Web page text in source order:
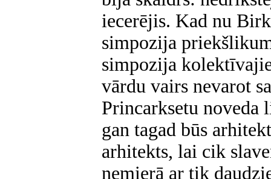
iecerējis. Kad nu
simpozija
simpozija
vārdu vairs nevarot
Princarksetu noveda
gan tagad būs
arhitekts, lai cik
nemierā ar tik